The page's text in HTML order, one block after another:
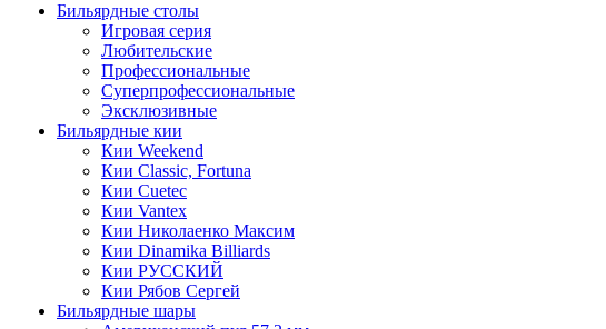
Бильярдные столы
Игровая серия
Любительские
Профессиональные
Суперпрофессиональные
Эксклюзивные
Бильярдные кии
Кии Weekend
Кии Classic, Fortuna
Кии Cuetec
Кии Vantex
Кии Николаенко Максим
Кии Dinamika Billiards
Кии РУССКИЙ
Кии Рябов Сергей
Бильярдные шары